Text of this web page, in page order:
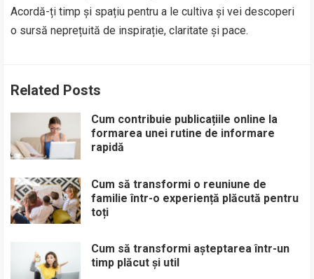
Acordă-ți timp și spațiu pentru a le cultiva și vei descoperi
o sursă neprețuită de inspirație, claritate și pace.
Related Posts
Cum contribuie publicațiile online la
formarea unei rutine de informare
rapidă
Cum să transformi o reuniune de
familie într-o experiență plăcută pentru
toți
Cum să transformi așteptarea într-un
timp plăcut și util